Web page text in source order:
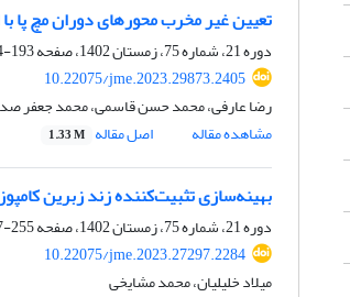
تعیین غیر مخرب محورهای دوران مچ پا
دوره 21، شماره 75، زمستان 1402، صفحه
193-204
10.22075/jme.2023.29873.2405
رضا عارفی، محمد حسن قاسمی، محمد جعفر
مشاهده مقاله
اصل مقاله 1.33 M
بهینه‌سازی تثبیت‌کننده زند زبرین
دوره 21، شماره 75، زمستان 1402، صفحه
255-267
10.22075/jme.2023.27297.2284
میلاد خلیلیان، محمد مشایخی